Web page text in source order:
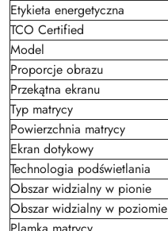
Etykieta energetyczna
TCO Certified
Model
Proporcje obrazu
Przekątna ekranu
Typ matrycy
Powierzchnia matrycy
Ekran dotykowy
Technologia podświetlania
Obszar widzialny w pionie
Obszar widzialny w poziomie